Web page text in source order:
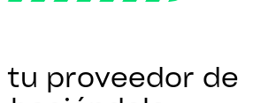
tu proveedor de